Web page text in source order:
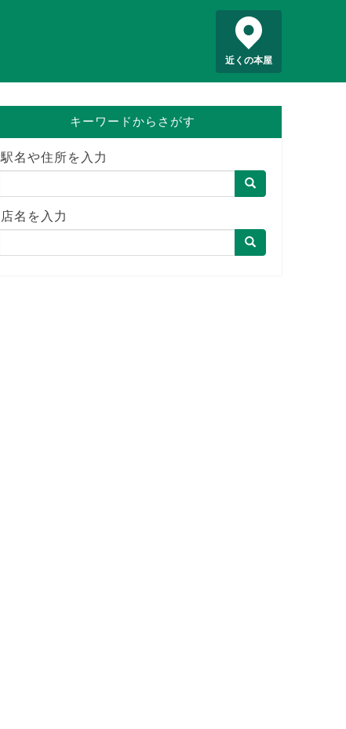
近くの本屋
キーワードからさがす
駅名や住所を入力
店名を入力